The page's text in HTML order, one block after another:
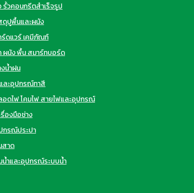
รั้วคอนกรีตสำเร็จรูป
ดุปูพื้นและผนัง
ร์ดแวร์ เคมีภัณฑ์
ผนัง พื้น สมาร์ทบอร์ด
งน้ำฝน
ละอุปกรณ์ทาสี
อดไฟ โคมไฟ สายไฟและอุปกรณ์
รื่องมือช่าง
กรณ์ประปา
สาด
น้ำและอุปกรณ์ระบบน้ำ